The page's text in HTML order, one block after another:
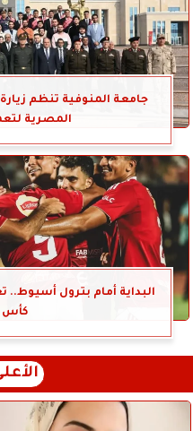
جامعة المنوفية تنظم
المصرية
البداية أمام بترول أسيوط..
كأس